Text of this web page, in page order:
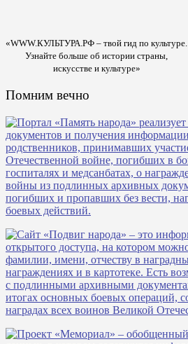
«WWW.КУЛЬТУРА.РФ – твой гид по культуре.
Узнайте больше об истории страны,
искусстве и культуре»
Помним вечно